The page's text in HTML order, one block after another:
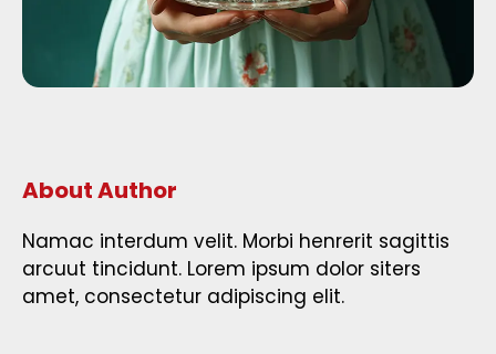
About Author
Namac interdum velit. Morbi henrerit sagittis
arcuut tincidunt. Lorem ipsum dolor siters
amet, consectetur adipiscing elit.